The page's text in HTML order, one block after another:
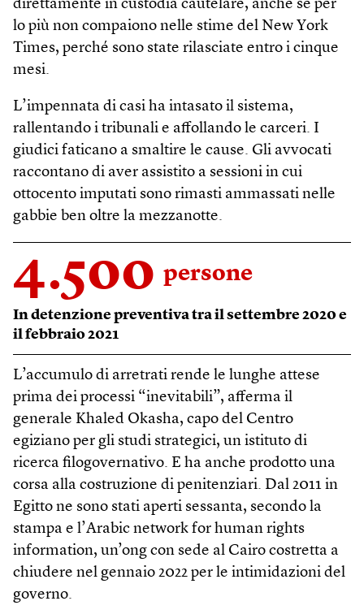
direttamente in custodia cautelare, anche se per
lo più non compaiono nelle stime del New York
Times, perché sono state rilasciate entro i cinque
mesi.
L’impennata di casi ha intasato il sistema,
rallentando i tribunali e affollando le carceri. I
giudici faticano a smaltire le cause. Gli avvocati
raccontano di aver assistito a sessioni in cui
ottocento imputati sono rimasti ammassati nelle
gabbie ben oltre la mezzanotte.
4.500 persone
In detenzione preventiva tra il settembre 2020 e
il febbraio 2021
L’accumulo di arretrati rende le lunghe attese
prima dei processi “inevitabili”, afferma il
generale Khaled Okasha, capo del Centro
egiziano per gli studi strategici, un istituto di
ricerca filogovernativo. E ha anche prodotto una
corsa alla costruzione di penitenziari. Dal 2011 in
Egitto ne sono stati aperti sessanta, secondo la
stampa e l’Arabic network for human rights
information, un’ong con sede al Cairo costretta a
chiudere nel gennaio 2022 per le intimidazioni del
governo.